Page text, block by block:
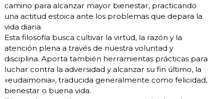
camino para alcanzar mayor bienestar, practicando
una actitud estoica ante los problemas que depara la
vida diaria.
Esta filosofía busca cultivar la virtud, la razón y la
atención plena a través de nuestra voluntad y
disciplina. Aporta también herramientas prácticas para
luchar contra la adversidad y alcanzar su fin último, la
«eudaimonia», traducida generalmente como felicidad,
bienestar o buena vida.